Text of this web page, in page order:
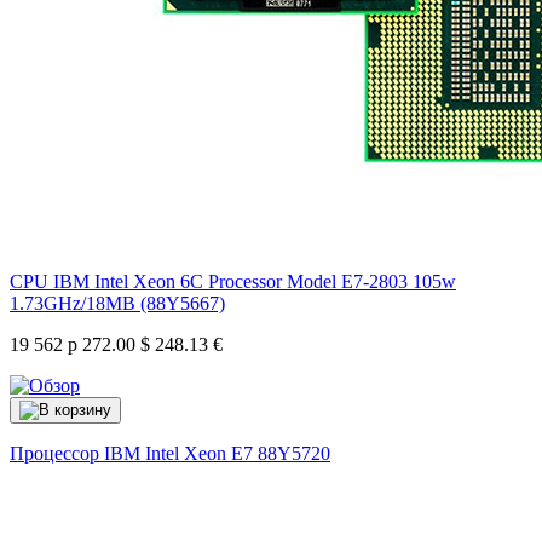
CPU IBM Intel Xeon 6C Processor Model E7-2803 105w
1.73GHz/18MB (88Y5667)
19 562 р 272.00 $ 248.13 €
Процессор IBM Intel Xeon E7 88Y5720